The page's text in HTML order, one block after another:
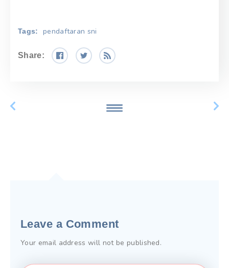
Tags: pendaftaran sni
Share:
Leave a Comment
Your email address will not be published.